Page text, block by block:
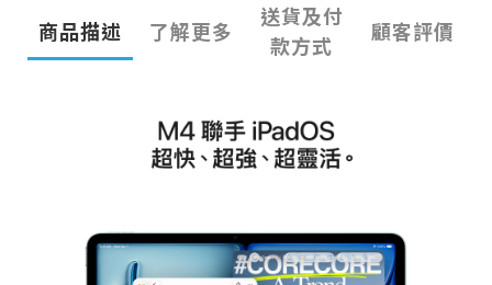
商品描述 了解更多
送貨及付
款方式
顧客評價